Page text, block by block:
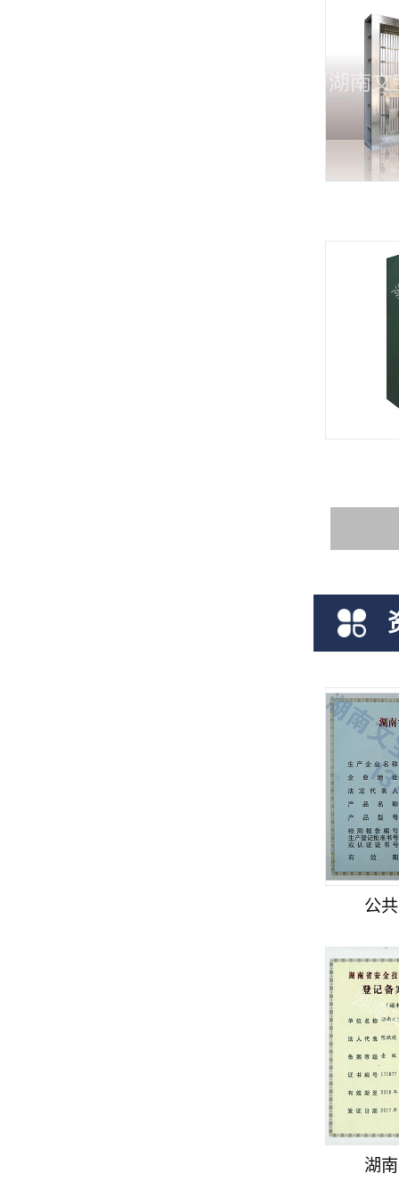
公
湖